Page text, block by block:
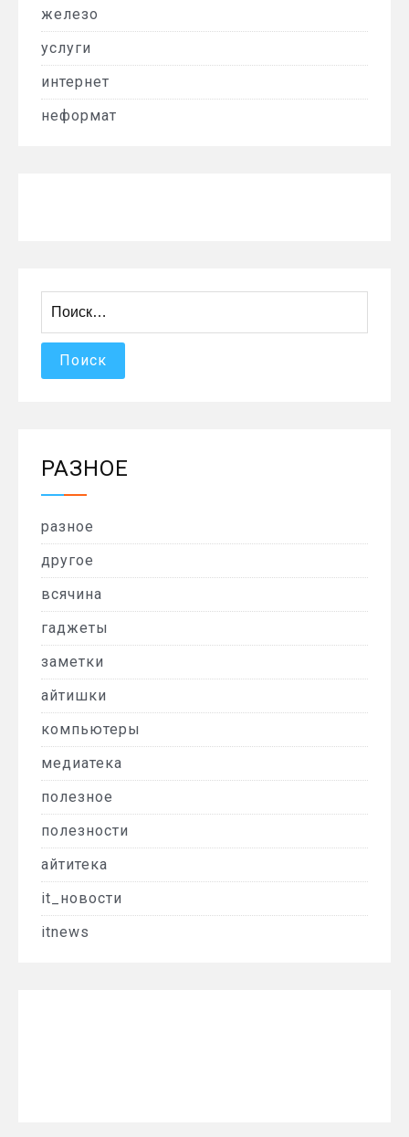
железо
услуги
интернет
неформат
РАЗНОЕ
разное
другое
всячина
гаджеты
заметки
айтишки
компьютеры
медиатека
полезное
полезности
айтитека
it_новости
itnews